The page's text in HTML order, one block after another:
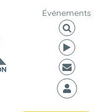
Événements